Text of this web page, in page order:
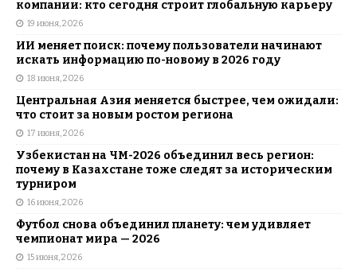
компании: кто сегодня строит глобальную карьеру
19 июня, 2026
ИИ меняет поиск: почему пользователи начинают
искать информацию по-новому в 2026 году
18 июня, 2026
Центральная Азия меняется быстрее, чем ожидали:
что стоит за новым ростом региона
17 июня, 2026
Узбекистан на ЧМ-2026 объединил весь регион:
почему в Казахстане тоже следят за историческим
турниром
16 июня, 2026
Футбол снова объединил планету: чем удивляет
чемпионат мира — 2026
15 июня, 2026